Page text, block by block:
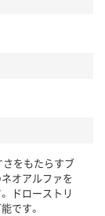
さをもたらすブ
オアルファを
ドローストリ
です。